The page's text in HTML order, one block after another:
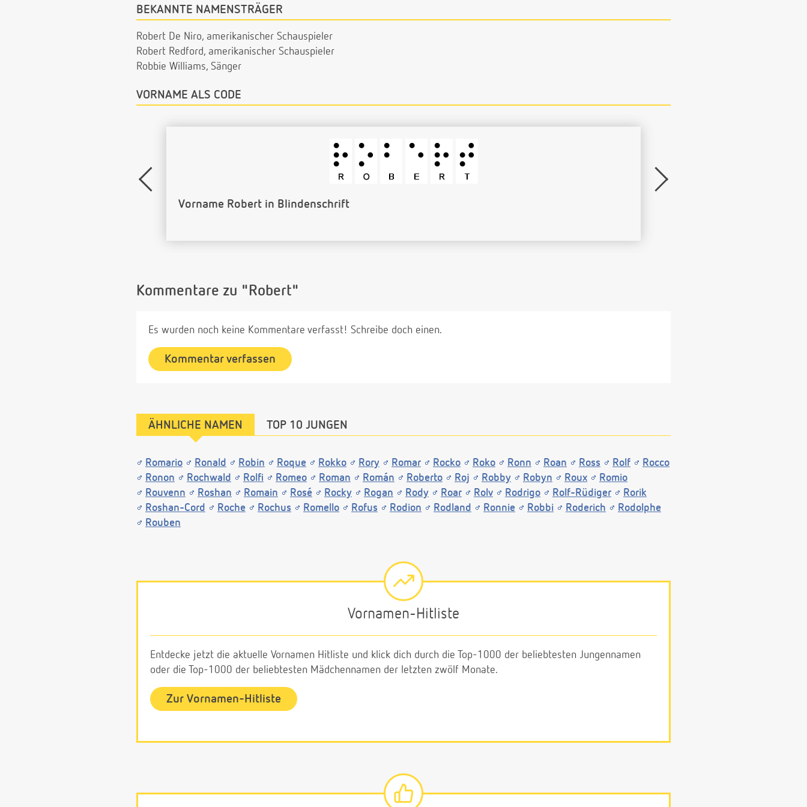
BEKANNTE NAMENSTRÄGER
Robert De Niro, amerikanischer Schauspieler
Robert Redford, amerikanischer Schauspieler
Robbie Williams, Sänger
VORNAME ALS CODE
Name Robert als Barcode
Kommentare zu "Robert"
Es wurden noch keine Kommentare verfasst! Schreibe doch einen.
Kommentar verfassen
ÄHNLICHE NAMEN TOP 10 JUNGEN
Romario Ronald Robin Roque Rokko Rory Romar Rocko Roko Ronn Roan Ross Rolf
Rocco
Ronon
Rochwald Rolfi Romeo Roman Román Roberto Roj Robby Robyn Roux
Romio
Rouvenn
Roshan Romain Rosé Rocky Rogan Rody Roar Rolv Rodrigo Rolf-Rüdiger
Rorik
Roshan-Cord
Roche Rochus Romello Rofus Rodion Rodland Ronnie Robbi Roderich
Rodolphe
Rouben
Vornamen-Hitliste
Entdecke jetzt die aktuelle Vornamen Hitliste und klick dich durch die Top-1000 der beliebtesten Jungennamen
oder die Top-1000 der beliebtesten Mädchennamen der letzten zwölf Monate.
Zur Vornamen-Hitliste